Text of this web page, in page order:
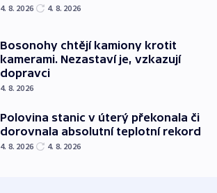
4. 8. 2026 4. 8. 2026
Bosonohy chtějí kamiony krotit
kamerami. Nezastaví je, vzkazují
dopravci
4. 8. 2026
Polovina stanic v úterý překonala či
dorovnala absolutní teplotní rekord
4. 8. 2026 4. 8. 2026